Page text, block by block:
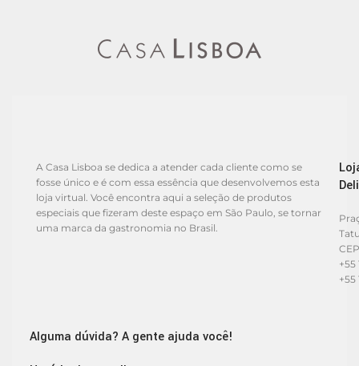
A Casa Lisboa se dedica a atender cada cliente como se
fosse único e é com essa essência que desenvolvemos esta
loja virtual. Você encontra aqui a seleção de produtos
especiais que fizeram deste espaço em São Paulo, se tornar
uma marca da gastronomia no Brasil.
+55
+55
Alguma dúvida? A gente ajuda você!